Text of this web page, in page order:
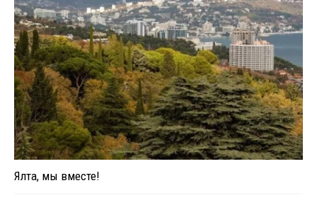
Ялта, мы вместе!